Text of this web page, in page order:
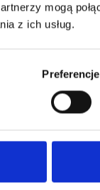
mogą
z ich usług.
Preferencje